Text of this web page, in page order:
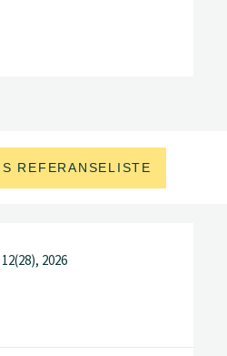
REFERANSELISTE
2026